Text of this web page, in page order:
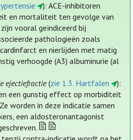
): ACE-inhibitoren
en mortaliteit ten gevolge van
vooral geïndiceerd bij
pathologieën zoals
en nierlijden met matig
verhoogde (A3) albuminurie (al
ejectiefractie(zie 1.3. Hartfalen
):
een gunstig effect op morbiditeit
Ze worden in deze indicatie samen
een aldosteronantagonist